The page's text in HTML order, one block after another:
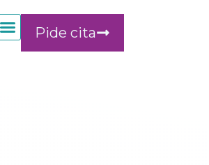
Pide cita